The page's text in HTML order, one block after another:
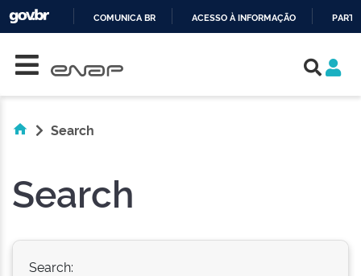
COMUNICA BR ACESSO À INFORMAÇÃO
Search
Search
Search: